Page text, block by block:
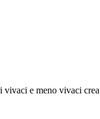
e meno vivaci